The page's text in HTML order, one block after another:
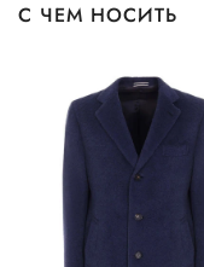
С ЧЕМ НОСИТЬ